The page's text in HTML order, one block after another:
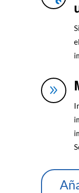
9